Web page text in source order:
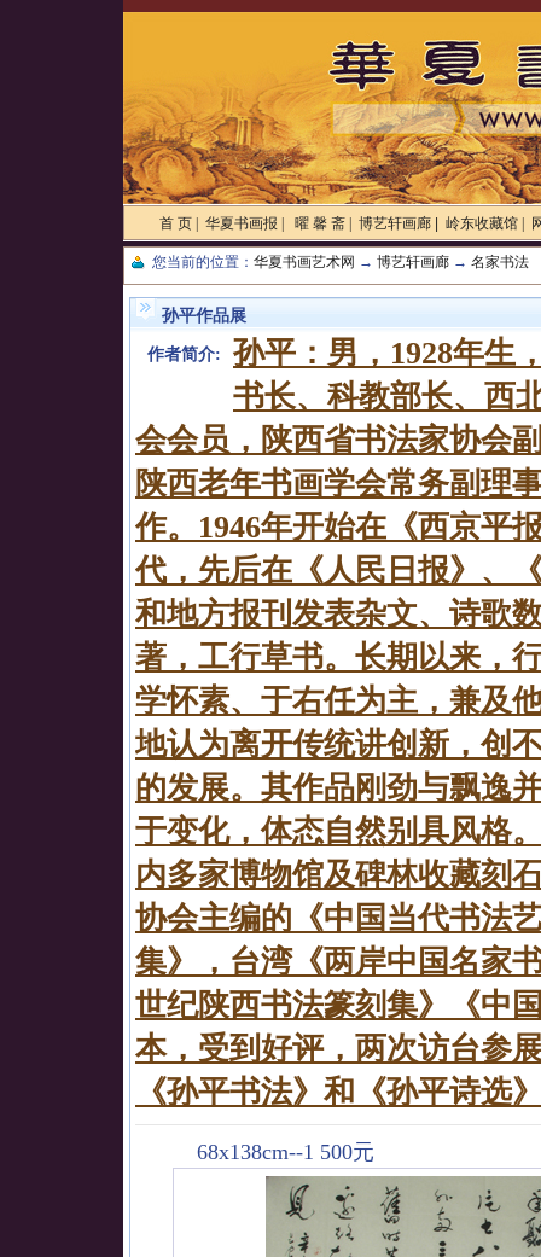
首 页 华夏书画报 曜 馨 斋 博艺轩画廊 | 岭东收藏馆
您当前的位置： 华夏书画艺术网 → 博艺轩画廊 → 名家书法
孙平作品展
作者简介:
孙平：男，1928年生
书长、科教部长、西
会会员，陕西省书法家协会
陕西老年书画学会常务副理
作。1946年开始在《西京平
代，先后在《人民日报》、
和地方报刊发表杂文、诗歌
著，工行草书。长期以来，
学怀素、于右任为主，兼及
地认为离开传统讲创新，创
的发展。其作品刚劲与飘逸
于变化，体态自然别具风格
内多家博物馆及碑林收藏刻
协会主编的《中国当代书法
集》，台湾《两岸中国名家
世纪陕西书法篆刻集》《中
本，受到好评，两次访台参
《孙平书法》和《孙平诗选
68x138cm--1 500元